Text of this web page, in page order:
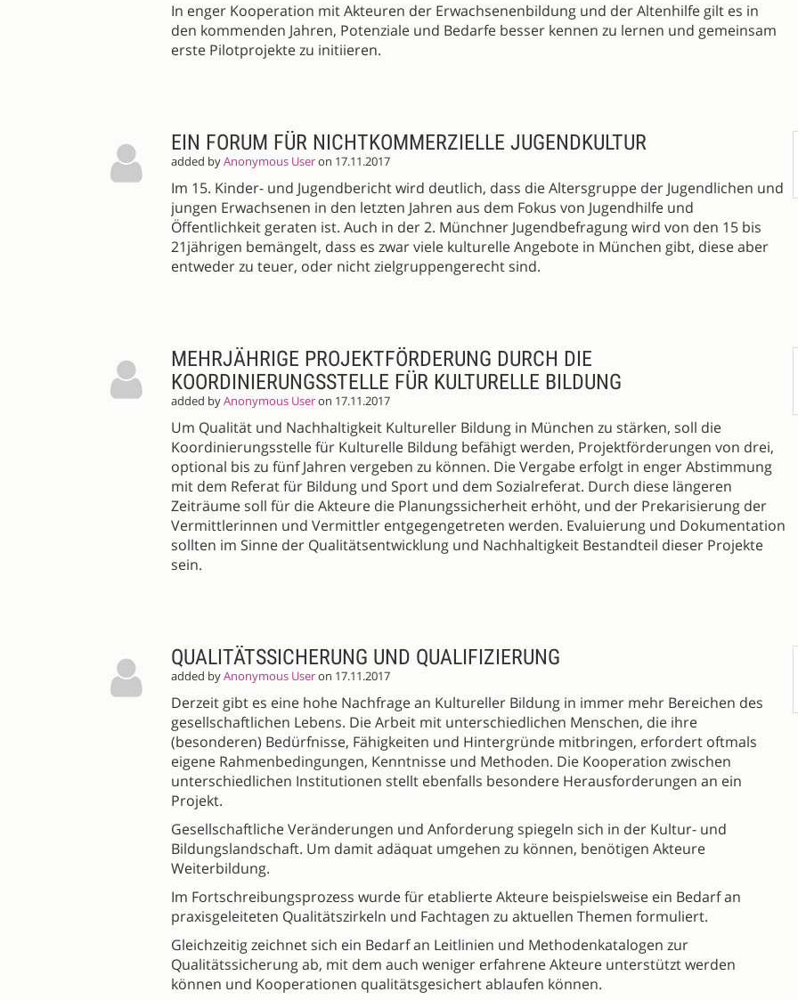
In enger Kooperation mit Akteuren der Erwachsenenbildung und der Altenhilfe gilt es in
den kommenden Jahren, Potenziale und Bedarfe besser kennen zu lernen und gemeinsam
erste Pilotprojekte zu initiieren.
EIN FORUM FÜR NICHTKOMMERZIELLE JUGENDKULTUR
added byAnonymous Useron 17.11.2017
Im 15. Kinder- und Jugendbericht wird deutlich, dass die Altersgruppe der Jugendlichen und
jungen Erwachsenen in den letzten Jahren aus dem Fokus von Jugendhilfe und
Öffentlichkeit geraten ist. Auch in der 2. Münchner Jugendbefragung wird von den 15 bis
21jährigen bemängelt, dass es zwar viele kulturelle Angebote in München gibt, diese aber
entweder zu teuer, oder nicht zielgruppengerecht sind.
MEHRJÄHRIGE PROJEKTFÖRDERUNG DURCH DIE
KOORDINIERUNGSSTELLE FÜR KULTURELLE BILDUNG
added byAnonymous Useron 17.11.2017
Um Qualität und Nachhaltigkeit Kultureller Bildung in München zu stärken, soll die
Koordinierungsstelle für Kulturelle Bildung befähigt werden, Projektförderungen von drei,
optional bis zu fünf Jahren vergeben zu können. Die Vergabe erfolgt in enger Abstimmung
mit dem Referat für Bildung und Sport und dem Sozialreferat. Durch diese längeren
Zeiträume soll für die Akteure die Planungssicherheit erhöht, und der Prekarisierung der
Vermittlerinnen und Vermittler entgegengetreten werden. Evaluierung und Dokumentation
sollten im Sinne der Qualitätsentwicklung und Nachhaltigkeit Bestandteil dieser Projekte
sein.
QUALITÄTSSICHERUNG UND QUALIFIZIERUNG
added byAnonymous Useron 17.11.2017
Derzeit gibt es eine hohe Nachfrage an Kultureller Bildung in immer mehr Bereichen des
gesellschaftlichen Lebens. Die Arbeit mit unterschiedlichen Menschen, die ihre
(besonderen) Bedürfnisse, Fähigkeiten und Hintergründe mitbringen, erfordert oftmals
eigene Rahmenbedingungen, Kenntnisse und Methoden. Die Kooperation zwischen
unterschiedlichen Institutionen stellt ebenfalls besondere Herausforderungen an ein
Projekt.
Gesellschaftliche Veränderungen und Anforderung spiegeln sich in der Kultur- und
Bildungslandschaft. Um damit adäquat umgehen zu können, benötigen Akteure
Weiterbildung.
Im Fortschreibungsprozess wurde für etablierte Akteure beispielsweise ein Bedarf an
praxisgeleiteten Qualitätszirkeln und Fachtagen zu aktuellen Themen formuliert.
Gleichzeitig zeichnet sich ein Bedarf an Leitlinien und Methodenkatalogen zur
Qualitätssicherung ab, mit dem auch weniger erfahrene Akteure unterstützt werden
können und Kooperationen qualitätsgesichert ablaufen können.